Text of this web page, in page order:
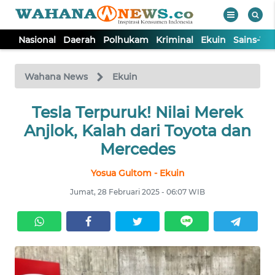
Nasional Daerah Polhukam Kriminal Ekuin Sains-
Wahana News Ekuin
Tesla Terpuruk! Nilai Merek
Anjlok, Kalah dari Toyota dan
Mercedes
Yosua Gultom - Ekuin
Jumat, 28 Februari 2025 - 06:07 WIB
TV
Tutup
NASIONAL
KRIMINAL
EKUIN